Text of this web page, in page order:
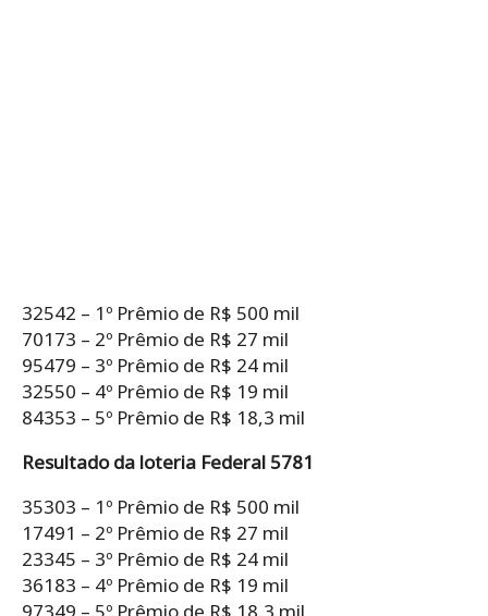
32542 – 1º Prêmio de R$ 500 mil
70173 – 2º Prêmio de R$ 27 mil
95479 – 3º Prêmio de R$ 24 mil
32550 – 4º Prêmio de R$ 19 mil
84353 – 5º Prêmio de R$ 18,3 mil
Resultado da loteria Federal 5781
35303 – 1º Prêmio de R$ 500 mil
17491 – 2º Prêmio de R$ 27 mil
23345 – 3º Prêmio de R$ 24 mil
36183 – 4º Prêmio de R$ 19 mil